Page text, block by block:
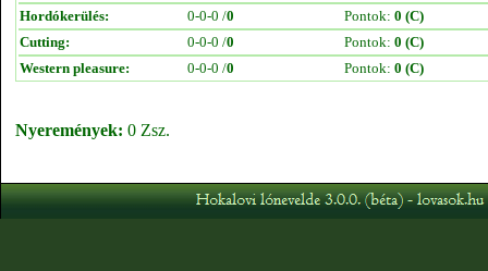
Hordókerülés:
0-0-0 /0 Pontok: 0 (C)
Cutting:
0-0-0 /0 Pontok: 0 (C)
Western pleasure:
0-0-0 /0 Pontok: 0 (C)
Nyeremények: 0 Zsz.